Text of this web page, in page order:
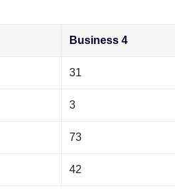
Business 4
31
3
73
42